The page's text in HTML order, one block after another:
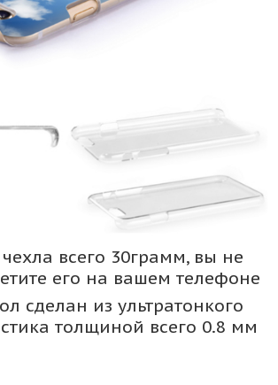
чехла всего 30грамм, вы не
его на вашем телефоне
сделан из ультратонкого
толщиной всего 0.8 мм